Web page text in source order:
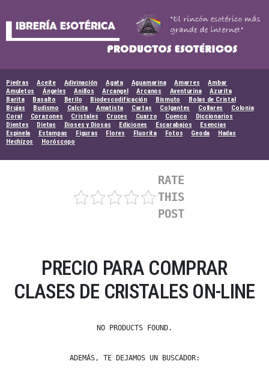
Piedras Aceite Adivinación Agata Aguamarina Amarres
Ambar
Amuletos
Ángeles Anillos Arcangel Arcanos Aventurina
Azurita
Barita
Basalto Berilo Biodescodificación Bismuto
Bolas de Cristal
Brujas
Budismo Calcita Amatista Cartas Colgantes Collares
Colonia
Coral
Corazones Cristales Cruces Cuarzo Cuenco
Diccionarios
Dientes
Dietas Dioses y Diosas Ediciones Escarabajos
Esencias
Espinela
Estampas Figuras Flores Fluorita Fotos Geoda
Hadas
Hechizos
Horóscopo
RATE
THIS
POST
PRECIO PARA COMPRAR
CLASES DE CRISTALES ON-LINE
NO PRODUCTS FOUND.
ADEMÁS, TE DEJAMOS UN BUSCADOR: